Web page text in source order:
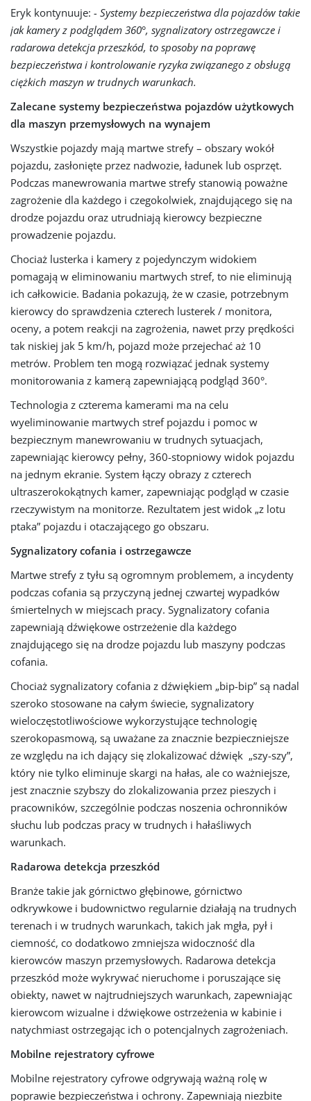
Eryk kontynuuje: - Systemy bezpieczeństwa dla pojazdów takie
jak kamery z podglądem 360°, sygnalizatory ostrzegawcze i
radarowa detekcja przeszkód, to sposoby na poprawę
bezpieczeństwa i kontrolowanie ryzyka związanego z obsługą
ciężkich maszyn w trudnych warunkach.
Zalecane systemy bezpieczeństwa pojazdów użytkowych
dla maszyn przemysłowych na wynajem
Wszystkie pojazdy mają martwe strefy – obszary wokół
pojazdu, zasłonięte przez nadwozie, ładunek lub osprzęt.
Podczas manewrowania martwe strefy stanowią poważne
zagrożenie dla każdego i czegokolwiek, znajdującego się na
drodze pojazdu oraz utrudniają kierowcy bezpieczne
prowadzenie pojazdu.
Chociaż lusterka i kamery z pojedynczym widokiem
pomagają w eliminowaniu martwych stref, to nie eliminują
ich całkowicie. Badania pokazują, że w czasie, potrzebnym
kierowcy do sprawdzenia czterech lusterek / monitora,
oceny, a potem reakcji na zagrożenia, nawet przy prędkości
tak niskiej jak 5 km/h, pojazd może przejechać aż 10
metrów. Problem ten mogą rozwiązać jednak systemy
monitorowania z kamerą zapewniającą podgląd 360°.
Technologia z czterema kamerami ma na celu
wyeliminowanie martwych stref pojazdu i pomoc w
bezpiecznym manewrowaniu w trudnych sytuacjach,
zapewniając kierowcy pełny, 360-stopniowy widok pojazdu
na jednym ekranie. System łączy obrazy z czterech
ultraszerokokątnych kamer, zapewniając podgląd w czasie
rzeczywistym na monitorze. Rezultatem jest widok „z lotu
ptaka” pojazdu i otaczającego go obszaru.
Sygnalizatory cofania i ostrzegawcze
Martwe strefy z tyłu są ogromnym problemem, a incydenty
podczas cofania są przyczyną jednej czwartej wypadków
śmiertelnych w miejscach pracy. Sygnalizatory cofania
zapewniają dźwiękowe ostrzeżenie dla każdego
znajdującego się na drodze pojazdu lub maszyny podczas
cofania.
Chociaż sygnalizatory cofania z dźwiękiem „bip-bip” są nadal
szeroko stosowane na całym świecie, sygnalizatory
wieloczęstotliwościowe wykorzystujące technologię
szerokopasmową, są uważane za znacznie bezpieczniejsze
ze względu na ich dający się zlokalizować dźwięk „szy-szy”,
który nie tylko eliminuje skargi na hałas, ale co ważniejsze,
jest znacznie szybszy do zlokalizowania przez pieszych i
pracowników, szczególnie podczas noszenia ochronników
słuchu lub podczas pracy w trudnych i hałaśliwych
warunkach.
Radarowa detekcja przeszkód
Branże takie jak górnictwo głębinowe, górnictwo
odkrywkowe i budownictwo regularnie działają na trudnych
terenach i w trudnych warunkach, takich jak mgła, pył i
ciemność, co dodatkowo zmniejsza widoczność dla
kierowców maszyn przemysłowych. Radarowa detekcja
przeszkód może wykrywać nieruchome i poruszające się
obiekty, nawet w najtrudniejszych warunkach, zapewniając
kierowcom wizualne i dźwiękowe ostrzeżenia w kabinie i
natychmiast ostrzegając ich o potencjalnych zagrożeniach.
Mobilne rejestratory cyfrowe
Mobilne rejestratory cyfrowe odgrywają ważną rolę w
poprawie bezpieczeństwa i ochrony. Zapewniają niezbite